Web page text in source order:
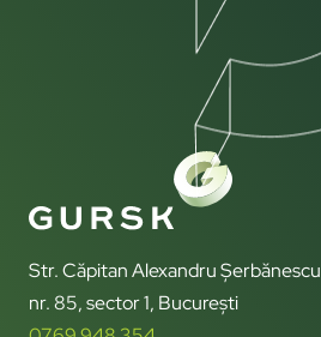
Str. Căpitan Alexandru Șerbănescu
nr. 85, sector 1, București